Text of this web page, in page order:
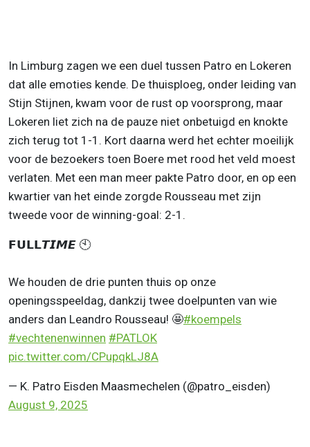
In Limburg zagen we een duel tussen Patro en Lokeren
dat alle emoties kende. De thuisploeg, onder leiding van
Stijn Stijnen, kwam voor de rust op voorsprong, maar
Lokeren liet zich na de pauze niet onbetuigd en knokte
zich terug tot 1-1. Kort daarna werd het echter moeilijk
voor de bezoekers toen Boere met rood het veld moest
verlaten. Met een man meer pakte Patro door, en op een
kwartier van het einde zorgde Rousseau met zijn
tweede voor de winning-goal: 2-1.
𝗙𝗨𝗟𝗟𝙏𝙄𝙈𝙀 🕙
We houden de drie punten thuis op onze
openingsspeeldag, dankzij twee doelpunten van wie
anders dan Leandro Rousseau! 🤩#koempels
#vechtenenwinnen #PATLOK
pic.twitter.com/CPupqkLJ8A
— K. Patro Eisden Maasmechelen (@patro_eisden)
August 9, 2025